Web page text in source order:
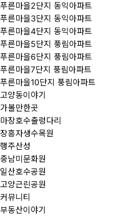
푸른마을2단지 동익아파트
푸른마을3단지 동익아파트
푸른마을4단지 동익아파트
푸른마을5단지 풍림아파트
푸른마을6단지 풍림아파트
푸른마을7단지 풍림아파트
푸른마을10단지 풍림아파트
고양동이야기
가볼만한곳
마장호수출렁다리
장흥자생수목원
행주산성
중남미문화원
일산호수공원
고양근린공원
커뮤니티
부동산이야기